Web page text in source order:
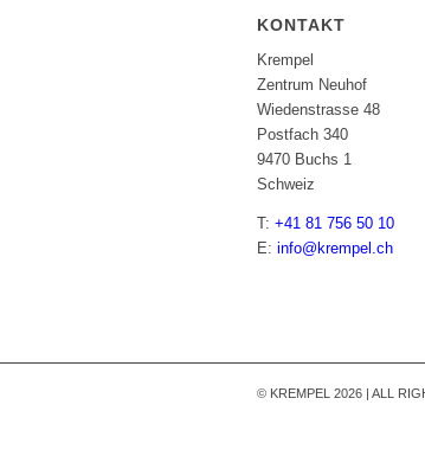
KONTAKT
Krempel
Zentrum Neuhof
Wiedenstrasse 48
Postfach 340
9470 Buchs 1
Schweiz
T: +41 81 756 50 10
E: info@krempel.ch
© KREMPEL 2026 | ALL